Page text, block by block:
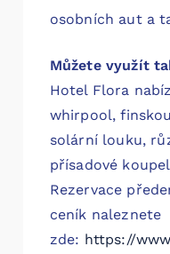
osobních aut a
Můžete využít
Hotel Flora
whirpool,
solární louku,
přísadové
Rezervace
ceník naleznete
zde: https://